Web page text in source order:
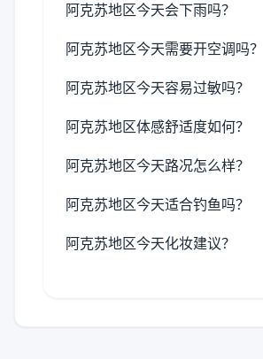
阿克苏地区今天会下雨吗？
阿克苏地区今天需要开空调吗？
阿克苏地区今天容易过敏吗？
阿克苏地区体感舒适度如何？
阿克苏地区今天路况怎么样？
阿克苏地区今天适合钓鱼吗？
阿克苏地区今天化妆建议？